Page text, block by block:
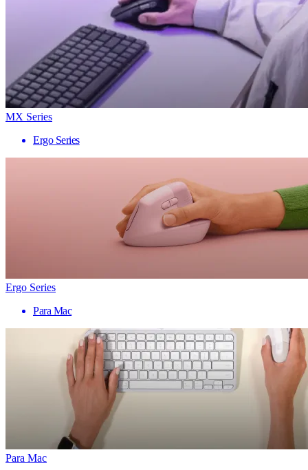
MX Series
Ergo Series
Ergo Series
Para Mac
Para Mac